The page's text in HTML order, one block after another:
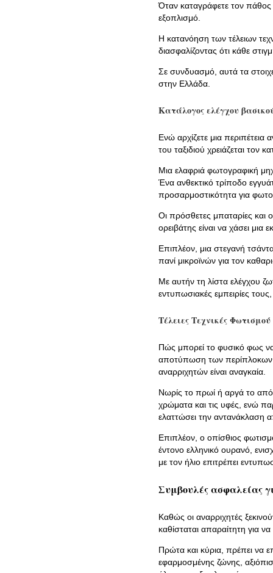
Όταν καταγράφετε τον πάθος
εξοπλισμό.
Η κατανόηση των τέλειων
διασφαλίζοντας ότι κάθε
Σε συνδυασμό, αυτά τα
στην Ελλάδα.
Κατάλογος ελέγχου
Ενώ αρχίζετε μια
του ταξιδιού χρειάζεται τον
Μια ελαφριά φωτογραφική
Ένα ανθεκτικό τρίποδο
προσαρμοστικότητα για
Οι πρόσθετες μπαταρίες και
ορειβάτης είναι να χάσει
Επιπλέον, μια στεγανή
πανί μικροϊνών για τον
Με αυτήν τη λίστα ελέγχου
εντυπωσιακές εμπειρίες
Τέλειες Τεχνικές Φωτισμού
Πώς μπορεί το φυσικό φως
αποτύπωση των περίπλοκων
αναρριχητών είναι αναγκαία.
Νωρίς το πρωί ή αργά το
χρώματα και τις υφές, ενώ
ελαττώσει την αντανάκλαση
Επιπλέον, ο οπίσθιος
έντονο ελληνικό ουρανό,
με τον ήλιο επιτρέπει
Συμβουλές ασφαλείας
Καθώς οι αναρριχητές
καθίσταται απαραίτητη για
Πρώτα και κύρια, πρέπει να
εφαρμοσμένης ζώνης,